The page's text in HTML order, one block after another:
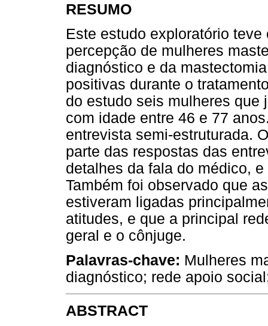
RESUMO
Este estudo exploratório
percepção de mulheres
diagnóstico e da
positivas durante o
do estudo seis mulheres que
com idade entre 46 e 77
entrevista semi-estruturada.
parte das respostas das
detalhes da fala do médico,
Também foi observado que
estiveram ligadas
atitudes, e que a principal
geral e o cônjuge.
Palavras-chave: Mulheres
diagnóstico; rede apoio
ABSTRACT